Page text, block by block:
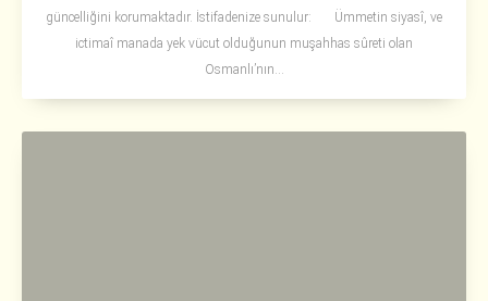
güncelliğini korumaktadır. İstifadenize sunulur: Ümmetin siyasî, ve
ictimaî manada yek vücut olduğunun muşahhas sûreti olan
Osmanlı’nın...